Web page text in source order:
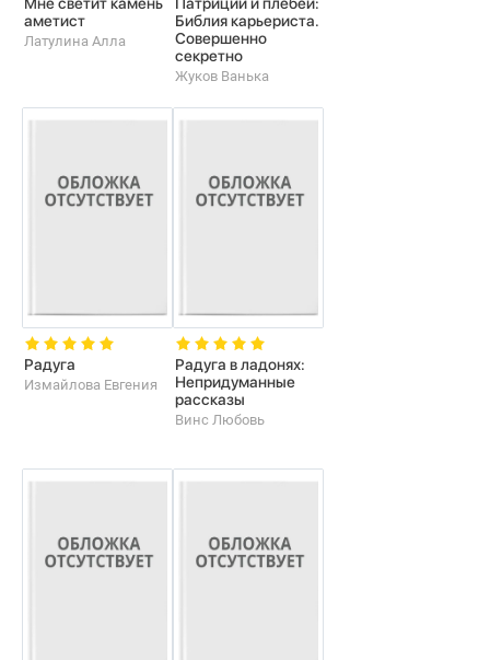
аметист
Латулина Алла
Библия карьериста.
Совершенно
секретно
Жуков Ванька
Радуга
Измайлова Евгения
Радуга в ладонях:
Непридуманные
рассказы
Винс Любовь